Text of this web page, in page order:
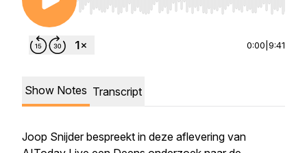
Use Left/Right to seek, Home/End to jump to
0:00 9:41
Show Notes Transcript
Joop Snijder bespreekt in deze aflevering van